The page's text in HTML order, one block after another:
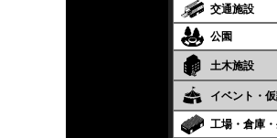
交通施設
公園
土木施設
イベント・
工場・倉庫